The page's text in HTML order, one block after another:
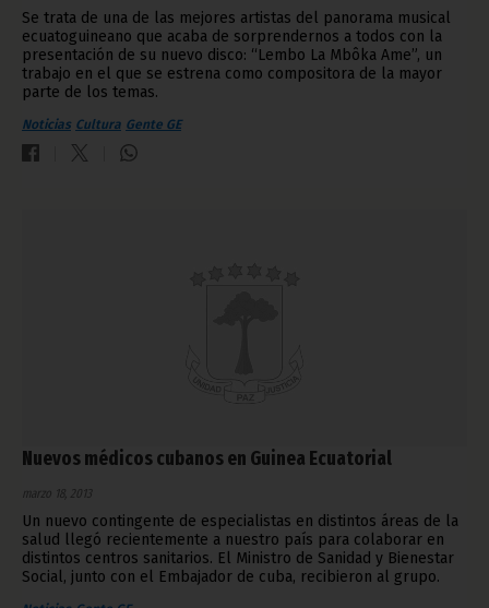
Se trata de una de las mejores artistas del panorama musical
ecuatoguineano que acaba de sorprendernos a todos con la
presentación de su nuevo disco: “Lembo La Mbôka Ame”, un
trabajo en el que se estrena como compositora de la mayor
parte de los temas.
Noticias Cultura Gente GE
Nuevos médicos cubanos en Guinea Ecuatorial
marzo 18, 2013
Un nuevo contingente de especialistas en distintos áreas de la
salud llegó recientemente a nuestro país para colaborar en
distintos centros sanitarios. El Ministro de Sanidad y Bienestar
Social, junto con el Embajador de cuba, recibieron al grupo.